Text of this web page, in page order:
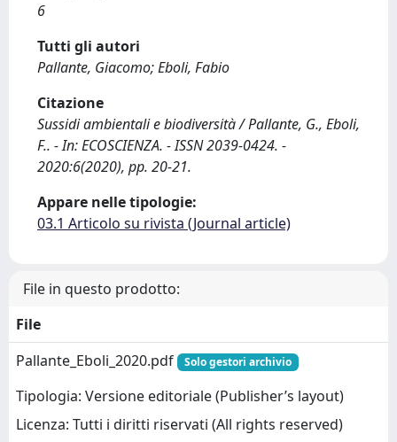
6
Tutti gli autori
Pallante, Giacomo; Eboli, Fabio
Citazione
Sussidi ambientali e biodiversità / Pallante, G., Eboli,
F.. - In: ECOSCIENZA. - ISSN 2039-0424. -
2020:6(2020), pp. 20-21.
Appare nelle tipologie:
03.1 Articolo su rivista (Journal article)
File in questo prodotto:
File
Pallante_Eboli_2020.pdf
Solo gestori archivio
Tipologia: Versione editoriale (Publisher’s layout)
Licenza: Tutti i diritti riservati (All rights reserved)